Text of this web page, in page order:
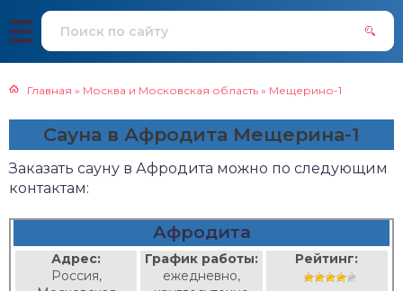
Главная » Москва и Московская область » Мещерино-1
Сауна в Афродита Мещерина-1
Заказать сауну в Афродита можно по следующим
контактам:
Афродита
Адрес:
Россия,
График работы:
ежедневно,
Рейтинг: